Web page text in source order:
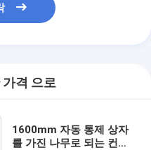
가격 으로
1600mm 자동 통제 상자
를 가진 나무로 되는 컨베